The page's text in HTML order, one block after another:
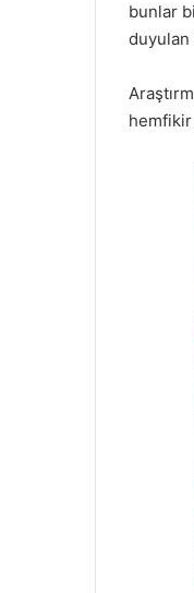
bunlar
hemfikir